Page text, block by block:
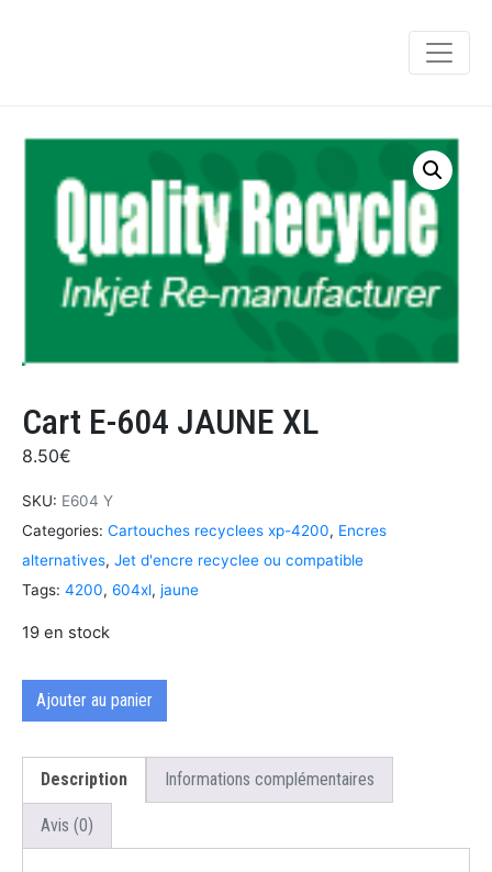
Cart E-604 JAUNE XL
8.50€
SKU: E604 Y
Categories: Cartouches recyclees xp-4200, Encres
alternatives, Jet d'encre recyclee ou compatible
Tags: 4200, 604xl, jaune
19 en stock
Ajouter au panier
Description Informations complémentaires
Avis (0)